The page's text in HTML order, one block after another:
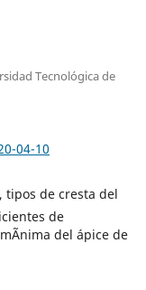
Tecnológica de
04-10
de cresta del
de
del ápice de